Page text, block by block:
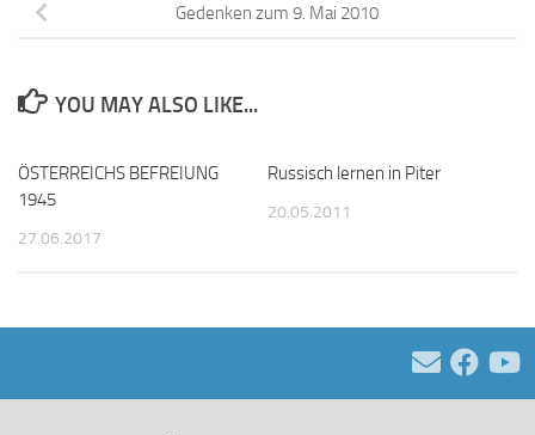
Gedenken zum 9. Mai 2010
YOU MAY ALSO LIKE...
ÖSTERREICHS BEFREIUNG
1945
27.06.2017
Russisch lernen in Piter
20.05.2011